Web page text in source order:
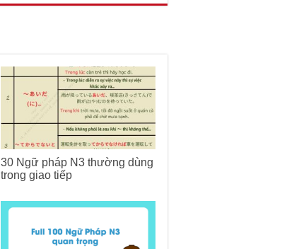
30 Ngữ pháp N3 thường dùng
trong giao tiếp